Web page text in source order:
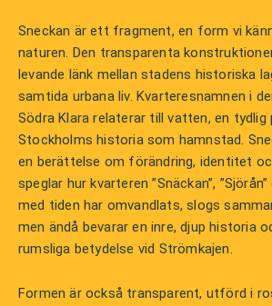
Sneckan är ett fragment, en form vi
naturen. Den transparenta
levande länk mellan stadens historiska
samtida urbana liv. Kvarteresnamnen i
Södra Klara relaterar till vatten, en tydlig
Stockholms historia som hamnstad.
en berättelse om förändring, identitet
speglar hur kvarteren ”Snäckan”,
med tiden har omvandlats, slogs
men ändå bevarar en inre, djup historia
rumsliga betydelse vid Strömkajen.
Formen är också transparent, utförd i